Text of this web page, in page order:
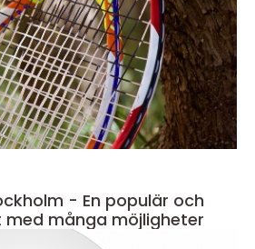
- En populär och
många möjligheter